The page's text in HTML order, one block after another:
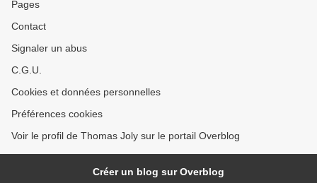
Pages
Contact
Signaler un abus
C.G.U.
Cookies et données personnelles
Préférences cookies
Voir le profil de Thomas Joly sur le portail Overblog
Créer un blog sur Overblog